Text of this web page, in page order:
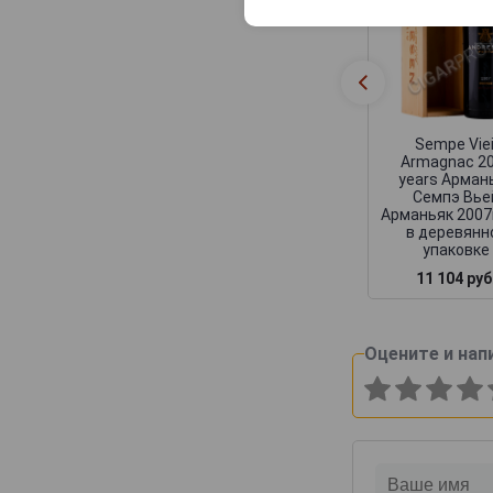
Sempe Vieil
Armagnac
years
Семпэ
Арманьяк
в
упаковке
11 104
Оцените и